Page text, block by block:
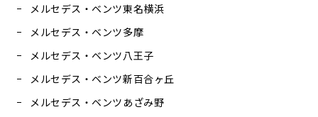
メルセデス・ベンツ東名横浜
メルセデス・ベンツ多摩
メルセデス・ベンツ八王子
メルセデス・ベンツ新百合ヶ丘
メルセデス・ベンツあざみ野